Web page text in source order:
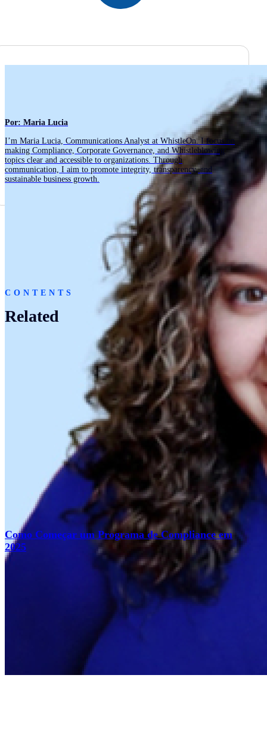
Por: Maria Lucia
I’m Maria Lucia, Communications Analyst at WhistleOn. I focus on
making Compliance, Corporate Governance, and Whistleblowing
topics clear and accessible to organizations. Through
communication, I aim to promote integrity, transparency, and
sustainable business growth.
CONTENTS
Related
Como Começar um Programa de Compliance em
2025